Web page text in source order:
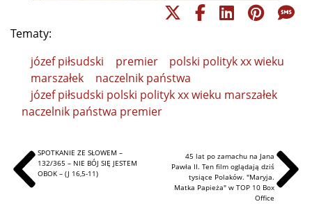
Tematy:
józef piłsudski
premier
polski polityk xx wieku
marszałek
naczelnik państwa
józef piłsudski polski polityk xx wieku marszałek
naczelnik państwa premier
SPOTKANIE ZE SŁOWEM –
132/365 – NIE BÓJ SIĘ JESTEM
OBOK – (J 16,5-11)
45 lat po zamachu na Jana
Pawła II. Ten film oglądają dziś
tysiące Polaków. "Maryja.
Matka Papieża" w TOP 10 Box
Office